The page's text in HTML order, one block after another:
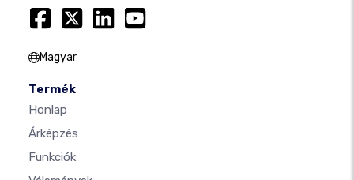
Magyar
Termék
Honlap
Árképzés
Funkciók